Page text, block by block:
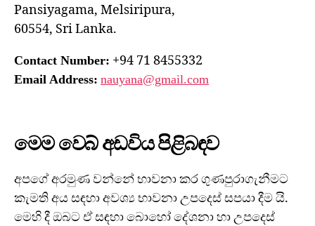
Pansiyagama, Melsiripura,
60554, Sri Lanka.
Contact Number: +94 71 8455332
Email Address: nauyana@gmail.com
මෙම වෙබ් අඩවිය පිළිබඳව
අපගේ අරමුණ වන්නේ භාවනා කර ගුණපුරාගැනීමට
කැමති අය සඳහා අවශ්‍ය භාවනා උපදෙස් සපයා දීම යි.
මෙහි දී ඔබට ඒ සඳහා බොහෝ දේශනා හා උපදෙස්